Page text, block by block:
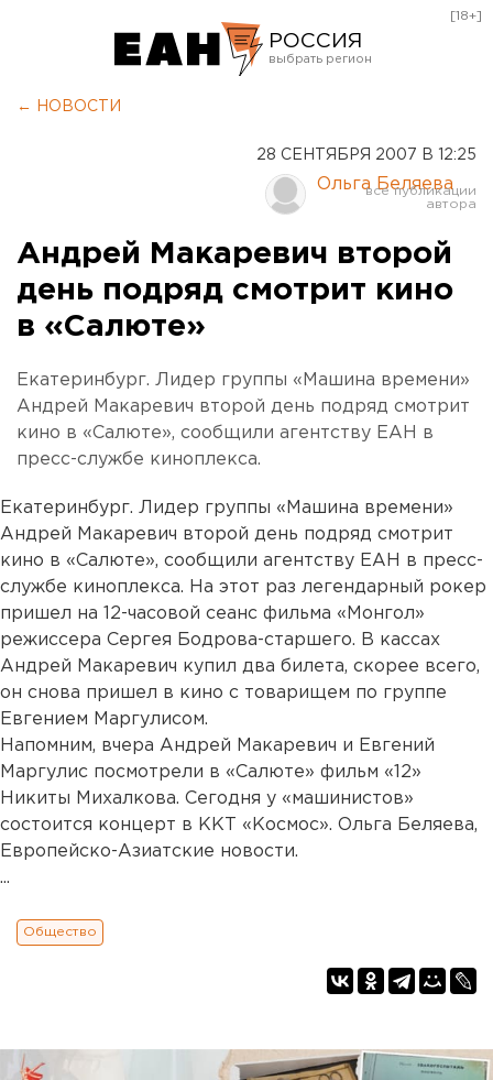
РОССИЯ
Курган
Оренбург
[18+]
← НОВОСТИ
28 СЕНТЯБРЯ 2007 В 12:25
Ольга Беляева
Андрей Макаревич второй
день подряд смотрит кино
в «Салюте»
Екатеринбург. Лидер группы «Машина времени»
Андрей Макаревич второй день подряд смотрит
кино в «Салюте», сообщили агентству ЕАН в
пресс-службе киноплекса.
Екатеринбург. Лидер группы «Машина времени»
Андрей Макаревич второй день подряд смотрит
кино в «Салюте», сообщили агентству ЕАН в пресс-
службе киноплекса. На этот раз легендарный рокер
пришел на 12-часовой сеанс фильма «Монгол»
режиссера Сергея Бодрова-старшего. В кассах
Андрей Макаревич купил два билета, скорее всего,
он снова пришел в кино с товарищем по группе
Евгением Маргулисом.
Напомним, вчера Андрей Макаревич и Евгений
Маргулис посмотрели в «Салюте» фильм «12»
Никиты Михалкова. Сегодня у «машинистов»
состоится концерт в ККТ «Космос». Ольга Беляева,
Европейско-Азиатские новости.
...
Общество